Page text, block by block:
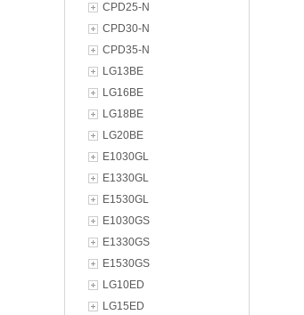
CPD25-N
CPD30-N
CPD35-N
LG13BE
LG16BE
LG18BE
LG20BE
E1030GL
E1330GL
E1530GL
E1030GS
E1330GS
E1530GS
LG10ED
LG15ED